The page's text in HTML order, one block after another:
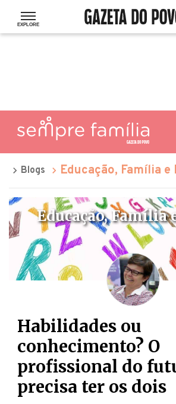
Blogs Educação, Família e
Educação, Família
Habilidades ou
conhecimento? O
profissional do
precisa ter os dois